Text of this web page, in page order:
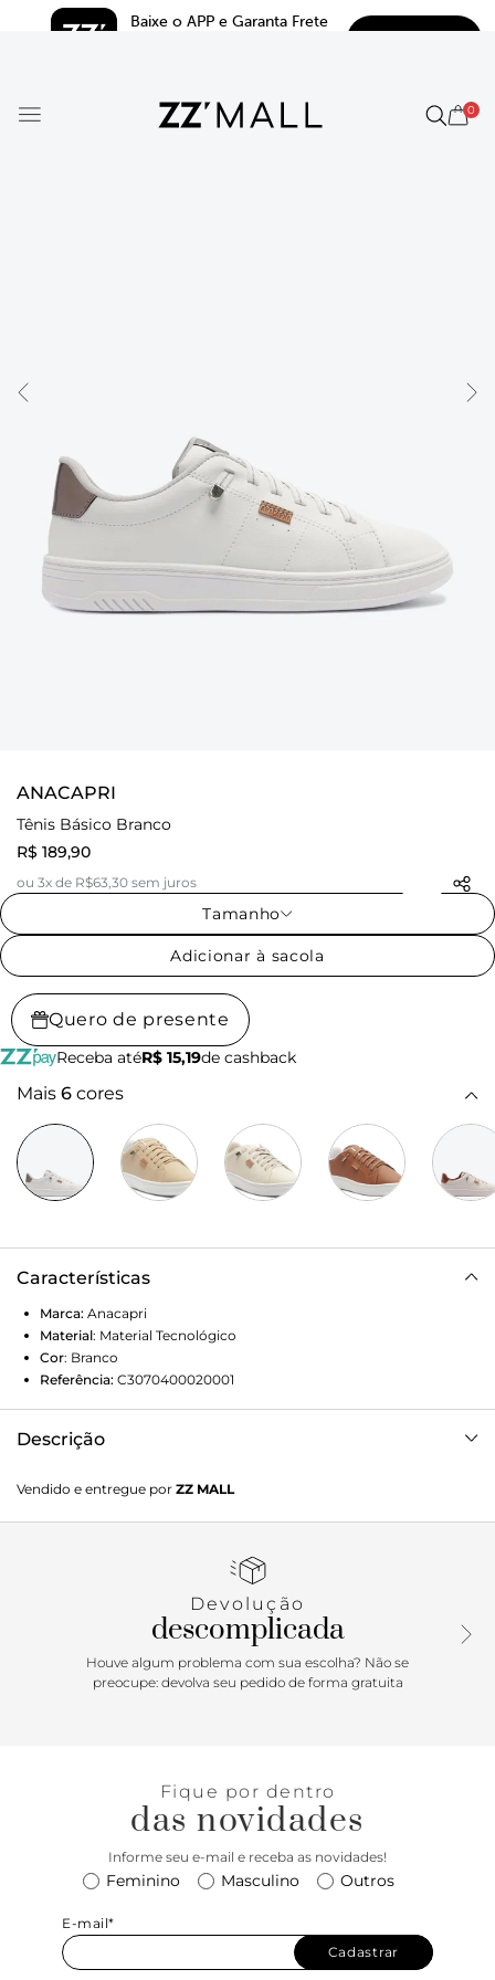
Baixe o APP e Garanta Frete
0
ANACAPRI
Tênis Básico Branco
R$ 189,90
ou 3x de R$63,30 sem juros
Tamanho
Adicionar à sacola
Quero de presente
Receba atéR$ 15,19de cashback
Mais 6 cores
Características
Marca: Anacapri
Material: Material Tecnológico
Cor: Branco
Referência: C3070400020001
Descrição
solado rasteiro tratorado com biqueira arredondada e
texturizada. Traz cabedal em material similar ao couro com
Com amarração por atacadores brancos, traz aplicação de
traseira e etiqueta emborrachada Anacapri prateada, com
tag marrom lateral Anacapri. Porque Apostar: O tênis
feminino Anacapri básico já é um clássico Anacapri.
Repaginado para a estação mais geladinha - com
Vendido e entregue por ZZ MALL
Devolução
descomplicada
Houve algum problema com sua escolha? Não se
preocupe: devolva seu pedido de forma gratuita
Fique por dentro
das novidades
Informe seu e-mail e receba as novidades!
Feminino Masculino Outros
E-mail*
Cadastrar